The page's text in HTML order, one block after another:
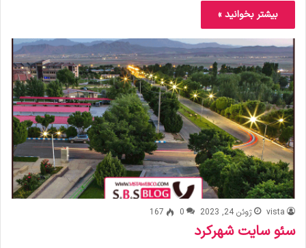
بیشتر بخوانید »
vista ژوئن 24, 2023 0
167
سئو سایت شهرکرد